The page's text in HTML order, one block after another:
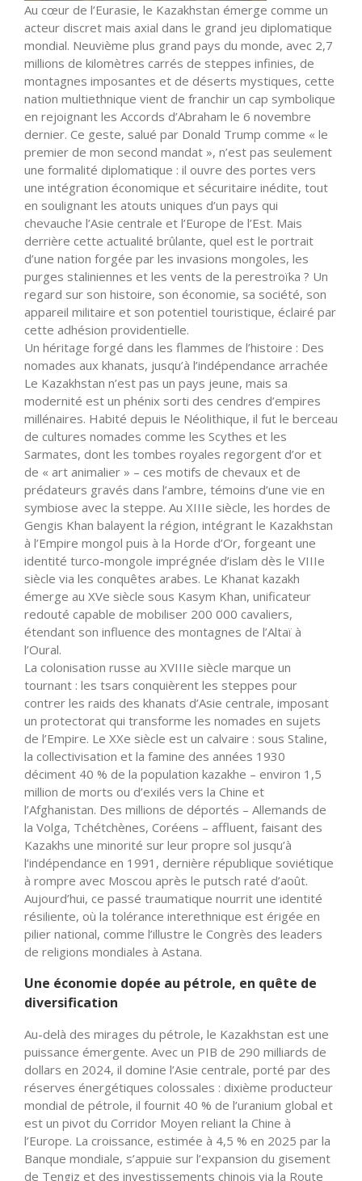
Au cœur de l’Eurasie, le Kazakhstan émerge comme un
acteur discret mais axial dans le grand jeu diplomatique
mondial. Neuvième plus grand pays du monde, avec 2,7
millions de kilomètres carrés de steppes infinies, de
montagnes imposantes et de déserts mystiques, cette
nation multiethnique vient de franchir un cap symbolique
en rejoignant les Accords d’Abraham le 6 novembre
dernier. Ce geste, salué par Donald Trump comme « le
premier de mon second mandat », n’est pas seulement
une formalité diplomatique : il ouvre des portes vers
une intégration économique et sécuritaire inédite, tout
en soulignant les atouts uniques d’un pays qui
chevauche l’Asie centrale et l’Europe de l’Est. Mais
derrière cette actualité brûlante, quel est le portrait
d’une nation forgée par les invasions mongoles, les
purges staliniennes et les vents de la perestroïka ? Un
regard sur son histoire, son économie, sa société, son
appareil militaire et son potentiel touristique, éclairé par
cette adhésion providentielle.
Un héritage forgé dans les flammes de l’histoire : Des
nomades aux khanats, jusqu’à l’indépendance arrachée
Le Kazakhstan n’est pas un pays jeune, mais sa
modernité est un phénix sorti des cendres d’empires
millénaires. Habité depuis le Néolithique, il fut le berceau
de cultures nomades comme les Scythes et les
Sarmates, dont les tombes royales regorgent d’or et
de « art animalier » – ces motifs de chevaux et de
prédateurs gravés dans l’ambre, témoins d’une vie en
symbiose avec la steppe. Au XIIIe siècle, les hordes de
Gengis Khan balayent la région, intégrant le Kazakhstan
à l’Empire mongol puis à la Horde d’Or, forgeant une
identité turco-mongole imprégnée d’islam dès le VIIIe
siècle via les conquêtes arabes. Le Khanat kazakh
émerge au XVe siècle sous Kasym Khan, unificateur
redouté capable de mobiliser 200 000 cavaliers,
étendant son influence des montagnes de l’Altaï à
l’Oural.
La colonisation russe au XVIIIe siècle marque un
tournant : les tsars conquièrent les steppes pour
contrer les raids des khanats d’Asie centrale, imposant
un protectorat qui transforme les nomades en sujets
de l’Empire. Le XXe siècle est un calvaire : sous Staline,
la collectivisation et la famine des années 1930
déciment 40 % de la population kazakhe – environ 1,5
million de morts ou d’exilés vers la Chine et
l’Afghanistan. Des millions de déportés – Allemands de
la Volga, Tchétchènes, Coréens – affluent, faisant des
Kazakhs une minorité sur leur propre sol jusqu’à
l’indépendance en 1991, dernière république soviétique
à rompre avec Moscou après le putsch raté d’août.
Aujourd’hui, ce passé traumatique nourrit une identité
résiliente, où la tolérance interethnique est érigée en
pilier national, comme l’illustre le Congrès des leaders
de religions mondiales à Astana.
Une économie dopée au pétrole, en quête de
diversification
Au-delà des mirages du pétrole, le Kazakhstan est une
puissance émergente. Avec un PIB de 290 milliards de
dollars en 2024, il domine l’Asie centrale, porté par des
réserves énergétiques colossales : dixième producteur
mondial de pétrole, il fournit 40 % de l’uranium global et
est un pivot du Corridor Moyen reliant la Chine à
l’Europe. La croissance, estimée à 4,5 % en 2025 par la
Banque mondiale, s’appuie sur l’expansion du gisement
de Tengiz et des investissements chinois via la Route